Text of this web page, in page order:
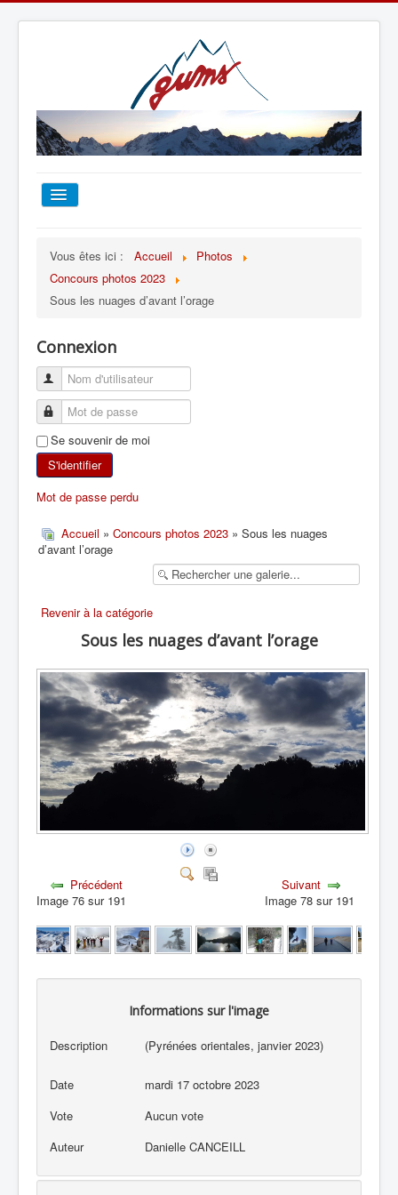
TOUT SUR LE GUMS
ALPINISME
SKI DE RANDONNÉE
RANDONNÉE PÉDESTRE
RANDONNÉE SPORTIVE
Vous êtes ici : Accueil
Photos
Concours photos 2023
Sous les nuages d’avant l’orage
Connexion
Se souvenir de moi
S'identifier
Mot de passe perdu
Accueil » Concours photos 2023 » Sous les nuages
d’avant l’orage
Revenir à la catégorie
Sous les nuages d’avant l’orage
Précédent
Image 76 sur 191
Suivant
Image 78 sur 191
Informations sur l'image
Description (Pyrénées orientales, janvier 2023)
Date
mardi 17 octobre 2023
Vote
Aucun vote
Auteur
Danielle CANCEILL